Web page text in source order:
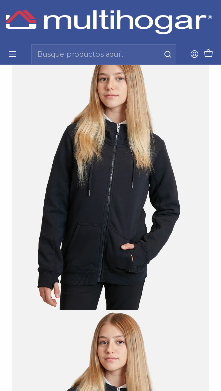
Inicio
Maui And Sons
Poleron Con Gorro Maui And Sons 5E132-Wc